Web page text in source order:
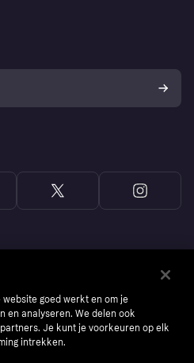
goed werkt en om je
en analyseren. We delen ook
Je kunt je voorkeuren op elk
intrekken.